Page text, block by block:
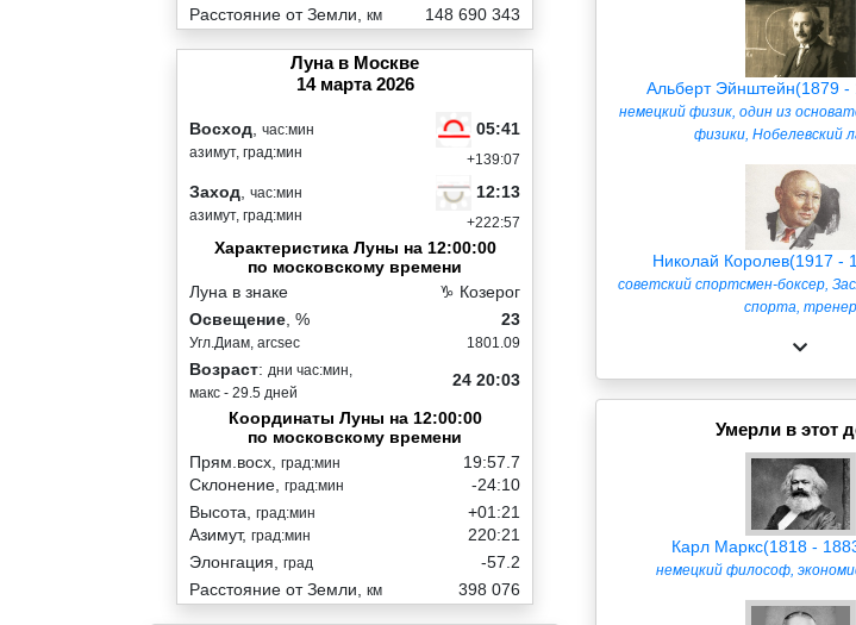
Расстояние от Земли, км 148 690 343
Луна в Москве
14 марта 2026
Восход час:мин
азимут, град:мин
05:41
+139:07
Заход час:мин
азимут, град:мин
12:13
+222:57
Характеристика Луны на 12:00:00
по московскому времени
Луна в знаке
♑ Козерог
Освещение , %
Угл.Диам, arcsec
23
1801.09
Возраст: дни час:мин,
макс - 29.5 дней
24 20:03
Координаты Луны на 12:00:00
по московскому времени
Прям.восх, град:мин
Склонение, град:мин
19:57.7
-24:10
Высота, град:мин
Азимут, град:мин
+01:21
220:21
Элонгация, град
-57.2
Расстояние от Земли, км 398 076
Альберт Эйнштейн(1879 -
немецкий физик, один из
физики, Нобелевский
Николай Королев(1917 -
советский спортсмен-боксер,
спорта, тренер
Умерли в этот
Карл Маркс(1818 -
немецкий философ,